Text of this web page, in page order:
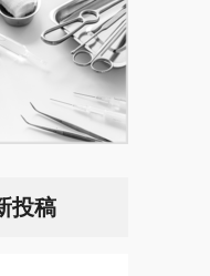
投稿